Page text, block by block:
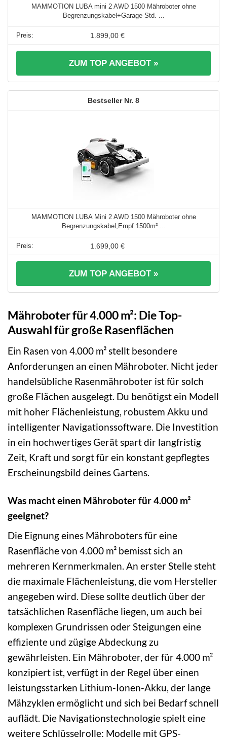
MAMMOTION LUBA mini 2 AWD 1500 Mähroboter ohne
Begrenzungskabel+Garage Std. ...
1.899,00 €
ZUM TOP ANGEBOT »
8
MAMMOTION LUBA Mini 2 AWD 1500 Mähroboter ohne
Begrenzungskabel,Empf.1500m² ...
1.699,00 €
ZUM TOP ANGEBOT »
Mähroboter für 4.000 m²: Die Top-
Auswahl für große Rasenflächen
Ein Rasen von 4.000 m² stellt besondere
Anforderungen an einen Mähroboter. Nicht jeder
handelsübliche Rasenmähroboter ist für solch
große Flächen ausgelegt. Du benötigst ein Modell
mit hoher Flächenleistung, robustem Akku und
intelligenter Navigationssoftware. Die Investition
in ein hochwertiges Gerät spart dir langfristig
Zeit, Kraft und sorgt für ein konstant gepflegtes
Erscheinungsbild deines Gartens.
Was macht einen Mähroboter für 4.000 m²
geeignet?
Die Eignung eines Mähroboters für eine
Rasenfläche von 4.000 m² bemisst sich an
mehreren Kernmerkmalen. An erster Stelle steht
die maximale Flächenleistung, die vom Hersteller
angegeben wird. Diese sollte deutlich über der
tatsächlichen Rasenfläche liegen, um auch bei
komplexen Grundrissen oder Steigungen eine
effiziente und zügige Abdeckung zu
gewährleisten. Ein Mähroboter, der für 4.000 m²
konzipiert ist, verfügt in der Regel über einen
leistungsstarken Lithium-Ionen-Akku, der lange
Mähzyklen ermöglicht und sich bei Bedarf schnell
auflädt. Die Navigationstechnologie spielt eine
weitere Schlüsselrolle: Modelle mit GPS-